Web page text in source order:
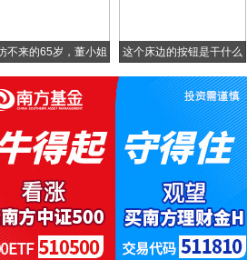
不来的65岁，董小姐
这个床边的按钮是干什么
的